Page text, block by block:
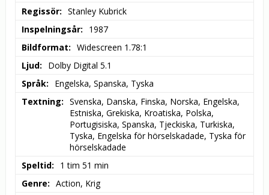
Regissör
Stanley Kubrick
Inspelningsår
1987
Bildformat
Widescreen 1.78:1
Ljud
Dolby Digital 5.1
Språk
Engelska, Spanska, Tyska
Textning
Svenska, Danska, Finska, Norska, Engelska,
Estniska, Grekiska, Kroatiska, Polska,
Portugisiska, Spanska, Tjeckiska, Turkiska,
Tyska, Engelska för hörselskadade, Tyska för
hörselskadade
Speltid
1 tim 51 min
Genre
Action, Krig